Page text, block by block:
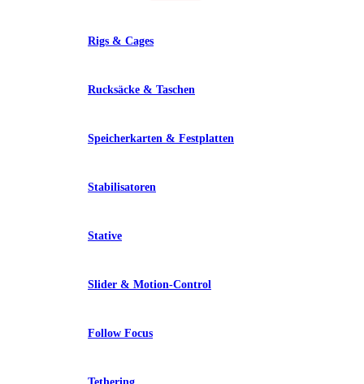
Rigs & Cages
Rucksäcke & Taschen
Speicherkarten & Festplatten
Stabilisatoren
Stative
Slider & Motion-Control
Follow Focus